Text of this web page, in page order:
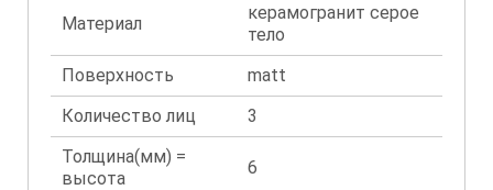
Материал
керамогранит серое
тело
Поверхность
matt
Количество лиц
3
Толщина(мм) =
высота
6